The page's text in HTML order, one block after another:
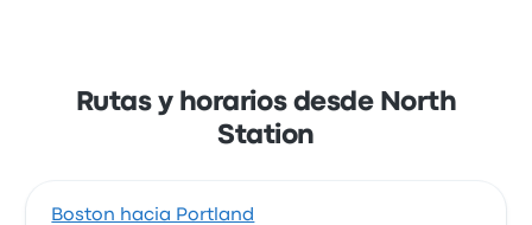
Rutas y horarios desde North
Station
Boston hacia Portland